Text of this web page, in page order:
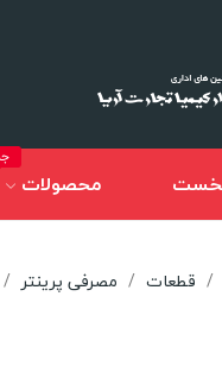
محصولات
قطعات مصرفی پرینتر